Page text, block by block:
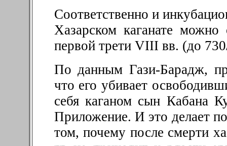
Соответственно и
Хазарском каганате
первой трети VIII вв. (до
По данным Гази-Барадж,
что его убивает
себя каганом сын Кабана
Приложение. И это делает
том, почему после смерти